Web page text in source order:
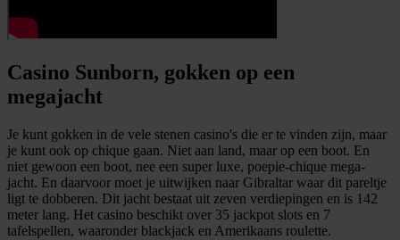
Casino Sunborn, gokken op een
megajacht
Je kunt gokken in de vele stenen casino's die er te vinden zijn, maar
je kunt ook op chique gaan. Niet aan land, maar op een boot. En
niet gewoon een boot, nee een super luxe, poepie-chique mega-
jacht. En daarvoor moet je uitwijken naar Gibraltar waar dit pareltje
ligt te dobberen. Dit jacht bestaat uit zeven verdiepingen en is 142
meter lang. Het casino beschikt over 35 jackpot slots en 7
tafelspellen, waaronder blackjack en Amerikaans roulette.